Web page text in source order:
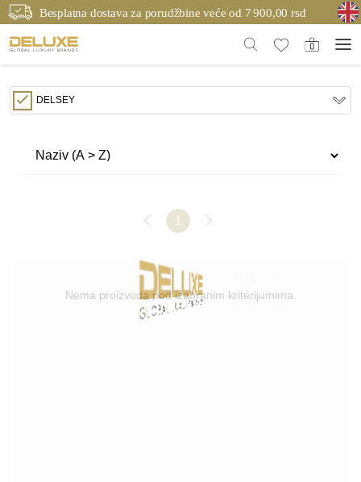
Besplatna dostava za porudžbine veće od 7 900,00 rsd
DELSEY
1
Nema proizvoda pod izabranim kriterijumima.